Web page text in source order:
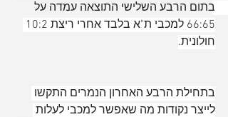
בתום הרבע השלישי התוצאה עמדה על
חולונית.
בתחילת הרבע האחרון הנמרים התקשו
לייצר נקודות מה שאפשר למכבי לעלות